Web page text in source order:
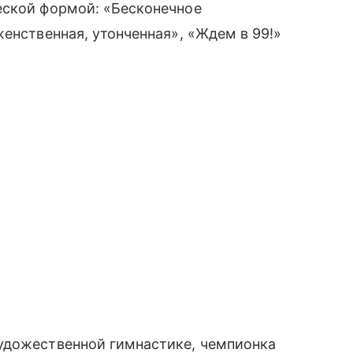
формой: «Бесконечное
утонченная», «Ждем в 99!»
гимнастике, чемпионка